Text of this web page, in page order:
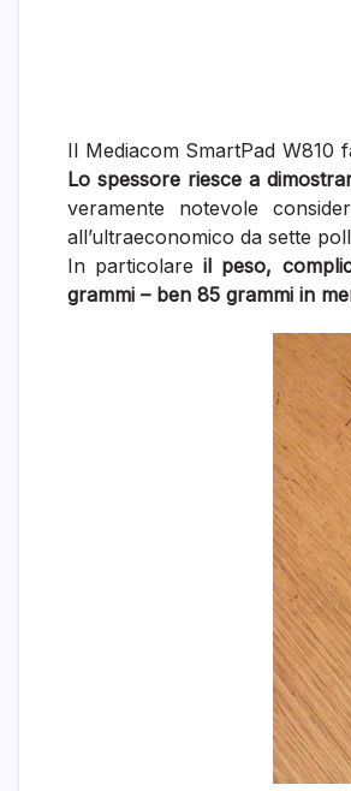
Il Mediacom SmartPad
Lo spessore riesce a
veramente notevole
all’ultraeconomico da sette
In particolareil peso,
grammi – ben 85 grammi in